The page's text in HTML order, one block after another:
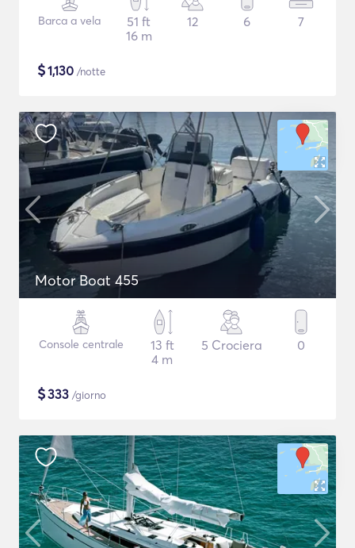
Barca a vela
51 ft
16 m
12 6 7
$1,130 /notte
Motor Boat 455
Console centrale
13 ft
4 m
5 Crociera 0
$333 /giorno